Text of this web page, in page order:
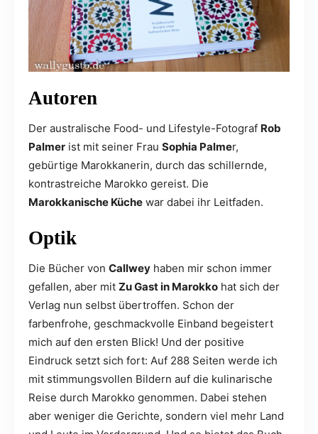
Autoren
Der australische Food- und Lifestyle-Fotograf Rob
Palmer ist mit seiner Frau Sophia Palmer,
gebürtige Marokkanerin, durch das schillernde,
kontrastreiche Marokko gereist. Die
Marokkanische Küche war dabei ihr Leitfaden.
Optik
Die Bücher von Callwey haben mir schon immer
gefallen, aber mit Zu Gast in Marokko hat sich der
Verlag nun selbst übertroffen. Schon der
farbenfrohe, geschmackvolle Einband begeistert
mich auf den ersten Blick! Und der positive
Eindruck setzt sich fort: Auf 288 Seiten werde ich
mit stimmungsvollen Bildern auf die kulinarische
Reise durch Marokko genommen. Dabei stehen
aber weniger die Gerichte, sondern viel mehr Land